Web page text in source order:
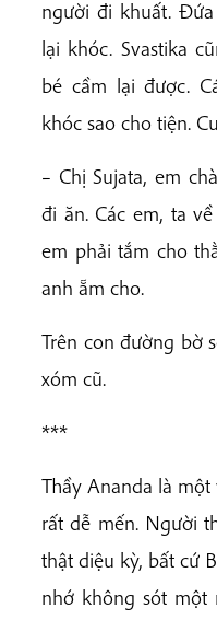
người đi khuất.
lại khóc. Svastika
bé cầm lại được.
khóc sao cho tiện.
– Chị Sujata, em
đi ăn. Các em, ta
em phải tắm cho
anh ẵm cho.
Trên con đường bờ
xóm cũ.
***
Thầy Ananda là
rất dễ mến. Người
thật diệu kỳ, bất cứ
nhớ không sót một